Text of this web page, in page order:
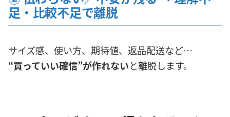
足・比較不足で離脱
サイズ感、使い方、期待値、返品配送など…
“買っていい確信”が作れないと離脱します。